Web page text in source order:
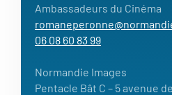
Ambassadeurs du Cinéma
06 08 60 83 99
Normandie Images
Pentacle Bât C – 5 avenue